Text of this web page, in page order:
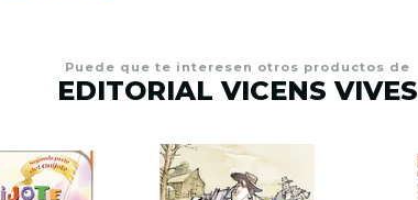
Puede que te interesen otros productos de
EDITORIAL VICENS VIVES